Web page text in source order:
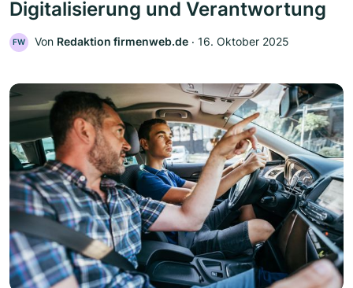
Digitalisierung und Verantwortung
FW Von Redaktion firmenweb.de ‧ 16. Oktober 2025